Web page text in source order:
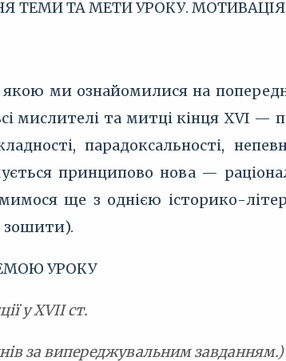
ТЕМИ ТА МЕТИ УРОКУ.
ми ознайомилися на
всі мислителі та митці кінця XVI
парадоксальності,
принципово нова —
ще з однією історико-
зошити).
УРОКУ
у XVII ст.
за випереджувальним завданням.)